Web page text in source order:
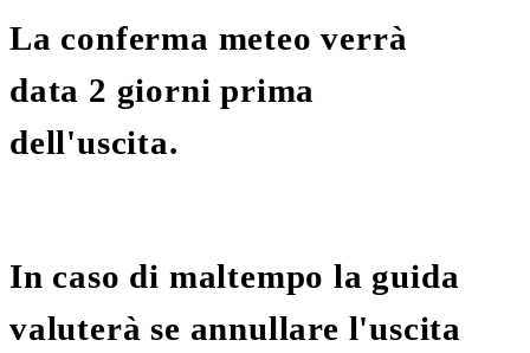
La conferma meteo verrà
data 2 giorni prima
dell'uscita.
In caso di maltempo la guida
valuterà se annullare l'uscita